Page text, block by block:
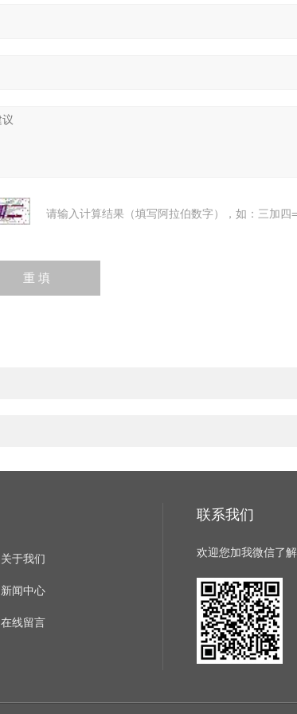
请输入计算结果（填写阿拉伯数字），如：三加四
关于我们
新闻中心
在线留言
联系我们
欢迎您加我微信了